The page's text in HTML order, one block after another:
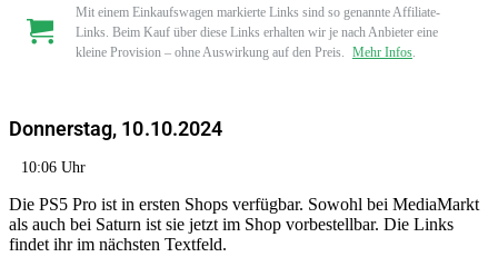
Mit einem Einkaufswagen markierte Links sind so genannte Affiliate-
Links. Beim Kauf über diese Links erhalten wir je nach Anbieter eine
kleine Provision – ohne Auswirkung auf den Preis.
Mehr Infos
Donnerstag, 10.10.2024
10:06 Uhr
Die PS5 Pro ist in ersten Shops verfügbar. Sowohl bei MediaMarkt
als auch bei Saturn ist sie jetzt im Shop vorbestellbar. Die Links
findet ihr im nächsten Textfeld.